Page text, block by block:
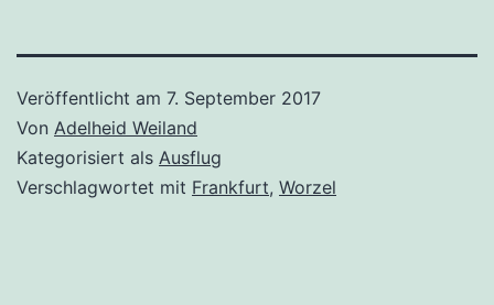
Veröffentlicht am 7. September 2017
Von Adelheid Weiland
Kategorisiert als Ausflug
Verschlagwortet mit Frankfurt, Worzel